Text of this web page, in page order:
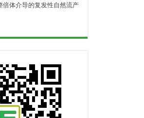
倍体介导的复发性自然流产